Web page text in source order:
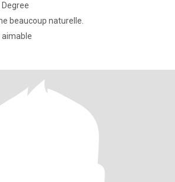
Degree
beaucoup naturelle.